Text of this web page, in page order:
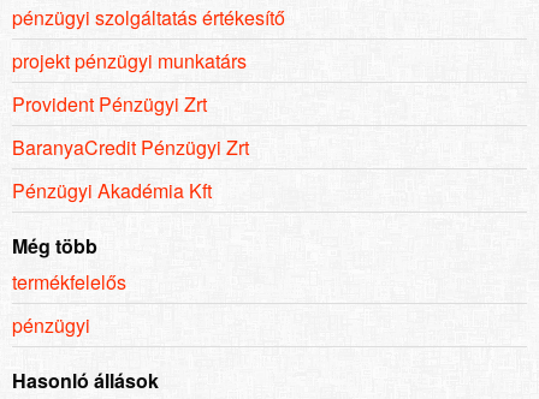
pénzügyi szolgáltatás értékesítő
projekt pénzügyi munkatárs
Provident Pénzügyi Zrt
BaranyaCredit Pénzügyi Zrt
Pénzügyi Akadémia Kft
Még több
termékfelelős
pénzügyi
Hasonló állások